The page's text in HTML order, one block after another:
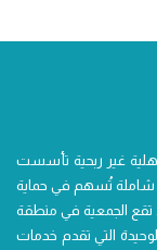
غير ربحية تأسست
شاملة تُسهم في حماية
تقع الجمعية في منطقة
التي تقدم خدمات